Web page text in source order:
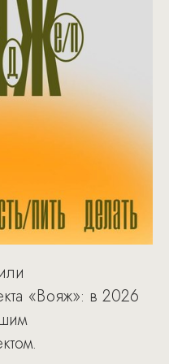
«Вояж»: в 2026